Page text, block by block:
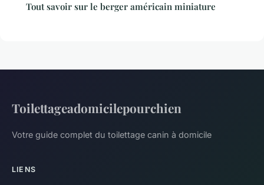
Tout savoir sur le berger américain miniature
Toilettageadomicilepourchien
Votre guide complet du toilettage canin à domicile
LIENS